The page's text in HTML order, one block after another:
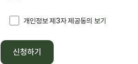
개인정보 제3자 제공동의 보기